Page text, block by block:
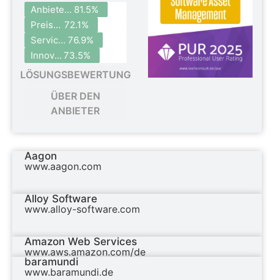
LÖSUNGSBEWERTUNG
ÜBER DEN
ANBIETER
Anbieterzufriedenheit 81.5%
Preis- und Bezugsmodelle 72.1%
Service & Support 76.9%
Innovation 73.5%
Aagon
www.aagon.com
Alloy Software
www.alloy-software.com
Amazon Web Services
www.aws.amazon.com/de
baramundi
www.baramundi.de